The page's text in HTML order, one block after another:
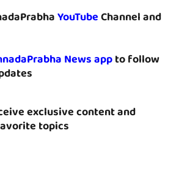
YouTubeChannel and
News appto follow
exclusive content and
topics